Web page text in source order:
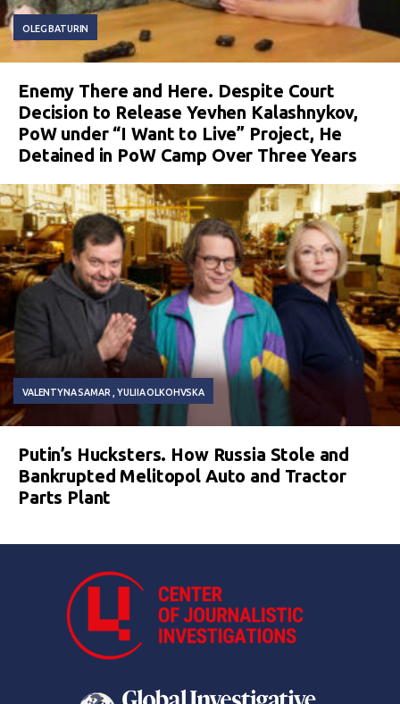
OLEG BATURIN
Enemy There and Here. Despite Court
Decision to Release Yevhen Kalashnykov,
PoW under “I Want to Live” Project, He
Detained in PoW Camp Over Three Years
VALENTYNA SAMAR YULIIA OLKOHVSKA
Putin’s Hucksters. How Russia Stole and
Bankrupted Melitopol Auto and Tractor
Parts Plant